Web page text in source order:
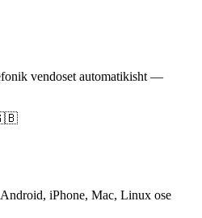
vendoset automatikisht —
iPhone, Mac, Linux ose